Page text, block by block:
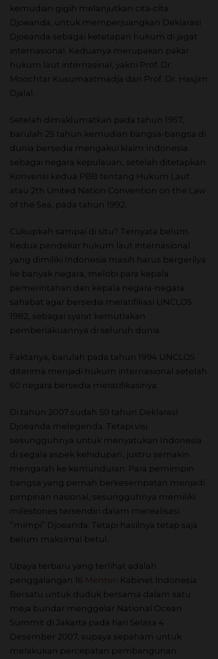
kemudian gigih melanjutkan cita-cita
Djoeanda, untuk memperjuangkan Deklarasi
Djoeanda sebagai ketetapan hukum di jagat
internasional. Keduanya merupakan pakar
hukum laut internasinal, yakni Prof. Dr.
Moochtar Kusumaatmadja dan Prof. Dr. Hasjim
Djalal.
Setelah dimaklumatkan pada tahun 1957,
barulah 25 tahun kemudian bangsa-bangsa di
dunia bersedia mengakui klaim Indonesia
sebagai negara kepulauan, setelah ditetapkan
Konvensi kedua PBB tentang Hukum Laut
atau 2th United Nation Convention on the Law
of the Sea, pada tahun 1992.
Cukupkah sampai di situ? Ternyata belum.
Kedua pendekar hukum laut internasional
yang dimiliki Indonesia masih harus bergerilya
ke banyak negara, melobi para kepala
pemerintahan dan kepala negara-negara
sahabat agar bersedia meratifikasi UNCLOS
1982, sebagai syarat kemutlakan
pemberlakuannya di seluruh dunia.
Faktanya, barulah pada tahun 1994 UNCLOS
diterima menjadi hukum internasional setelah
60 negara bersedia meratifikasinya.
Di tahun 2007 sudah 50 tahun Deklarasi
Djoeanda melegenda. Tetapi visi
sesungguhnya untuk menyatukan Indonesia
di segala aspek kehidupan, justru semakin
mengarah ke kemunduran. Para pemimpin
bangsa yang pernah berkesempatan menjadi
pimpinan nasional, sesungguhnya memiliki
milestones tersendiri dalam merealisasi
“mimpi” Djoeanda. Tetapi hasilnya tetap saja
belum maksimal betul.
Upaya terbaru yang terlihat adalah
penggalangan 16 Menteri Kabinet Indonesia
Bersatu untuk duduk bersama dalam satu
meja bundar menggelar National Ocean
Summit di Jakarta pada hari Selasa 4
Desember 2007, supaya sepaham untuk
melakukan percepatan pembangunan